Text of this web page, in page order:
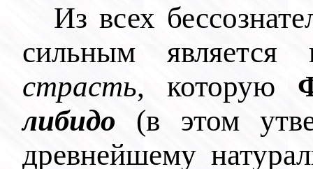
Из всех
сильным
страсть, которую
либидо (в этом
древнейшему